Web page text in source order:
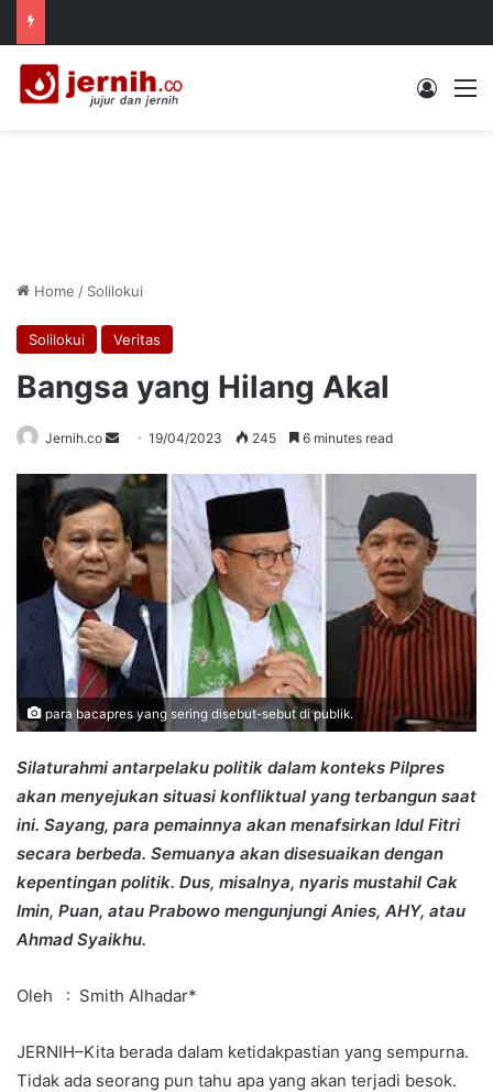
Log In
Home / Solilokui
Solilokui Veritas
Bangsa yang Hilang Akal
Jernih.co
Send
email
19/04/2023 245 6 minutes read
para bacapres yang sering disebut-sebut di publik.
Silaturahmi antarpelaku politik dalam konteks Pilpres
akan menyejukan situasi konfliktual yang terbangun saat
ini. Sayang, para pemainnya akan menafsirkan Idul Fitri
secara berbeda. Semuanya akan disesuaikan dengan
kepentingan politik. Dus, misalnya, nyaris mustahil Cak
Imin, Puan, atau Prabowo mengunjungi Anies, AHY, atau
Ahmad Syaikhu.
Oleh : Smith Alhadar*
JERNIH–Kita berada dalam ketidakpastian yang sempurna.
Tidak ada seorang pun tahu apa yang akan terjadi besok.